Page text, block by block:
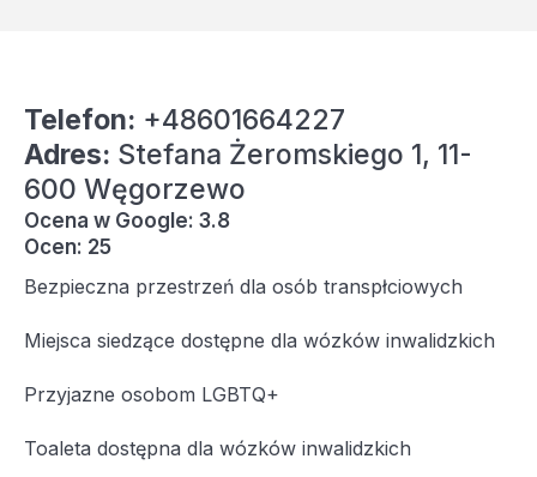
Telefon: +48601664227
Adres: Stefana Żeromskiego 1, 11-
600 Węgorzewo
Ocena w Google: 3.8
Ocen: 25
Bezpieczna przestrzeń dla osób transpłciowych
Miejsca siedzące dostępne dla wózków inwalidzkich
Przyjazne osobom LGBTQ+
Toaleta dostępna dla wózków inwalidzkich